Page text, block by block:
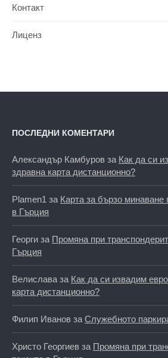
Контакт
Лиценз
ПОСЛЕДНИ КОМЕНТАРИ
Александър Камбуров за Как да си
здравна карта дистанционно?
Plamen1 за Карта за бързо минаване
в Гърция
Георги за Промяна при
Гърция
Велислава за Как да си извадим
карта дистанционно?
Филип Иванов за Служебното
Христо Георгиев за Промяна при